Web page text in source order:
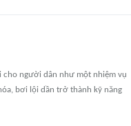
cho người dân như một nhiệm vụ
bơi lội dần trở thành kỹ năng